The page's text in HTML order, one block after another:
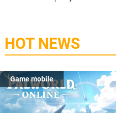
HOT NEWS
Game mobile